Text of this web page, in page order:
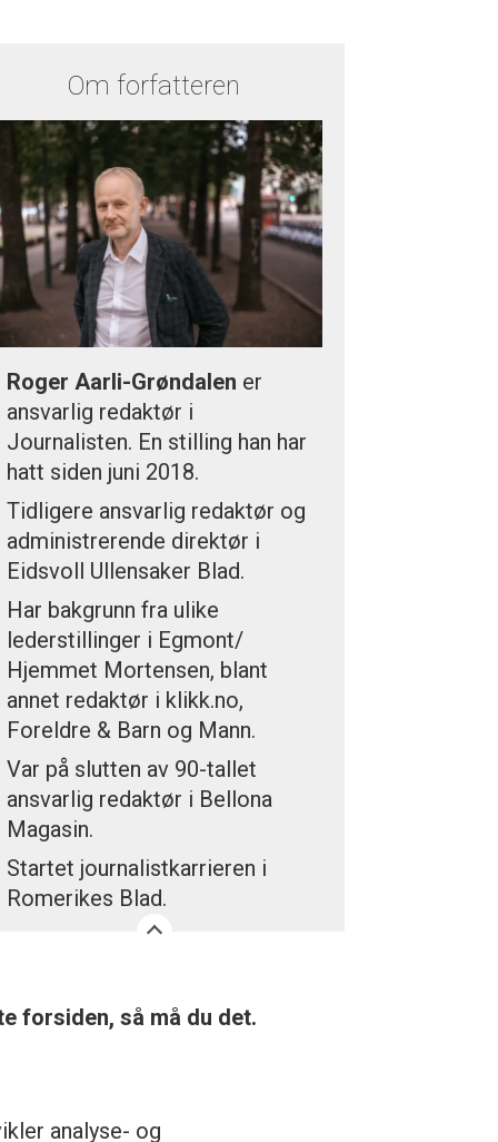
Om forfatteren
Roger Aarli-Grøndalen er
ansvarlig redaktør i
Journalisten. En stilling han har
hatt siden juni 2018.
Tidligere ansvarlig redaktør og
administrerende direktør i
Eidsvoll Ullensaker Blad.
Har bakgrunn fra ulike
lederstillinger i Egmont/
Hjemmet Mortensen, blant
annet redaktør i klikk.no,
Foreldre & Barn og Mann.
Var på slutten av 90-tallet
ansvarlig redaktør i Bellona
Magasin.
Startet journalistkarrieren i
Romerikes Blad.
forsiden, så må du det.
analyse- og